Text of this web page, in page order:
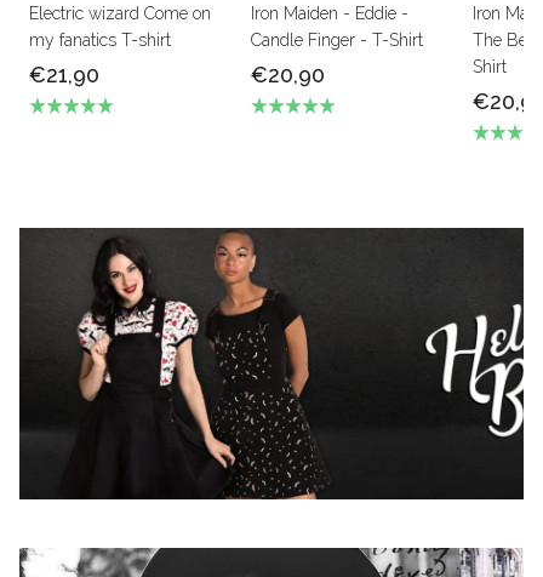
Electric wizard Come on
my fanatics T-shirt
€21,90
Iron Maiden - Eddie -
Candle Finger - T-Shirt
€20,90
Iron
The
Shirt